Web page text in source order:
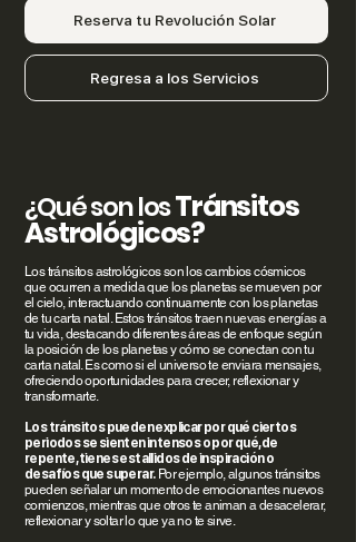
Reserva tu Revolución Solar
Regresa a los Servicios
¿Qué son losTránsitos
Astrológicos?
Los tránsitos astrológicos son los cambios cósmicos
que ocurren a medida que los planetas se mueven por
el cielo, interactuando continuamente con los planetas
de tu carta natal. Estos tránsitos traen nuevas energías a
tu vida, destacando diferentes áreas de enfoque según
la posición de los planetas y cómo se conectan con tu
carta natal. Es como si el universo te enviara mensajes,
ofreciendo oportunidades para crecer, reflexionar y
transformarte.
Los tránsitos pueden explicar por qué ciertos
periodos se sienten intensos o por qué, de
repente, tienes estallidos de inspiración o
desafíos que superar.Por ejemplo, algunos tránsitos
pueden señalar un momento de emocionantes nuevos
comienzos, mientras que otros te animan a desacelerar,
reflexionar y soltar lo que ya no te sirve.